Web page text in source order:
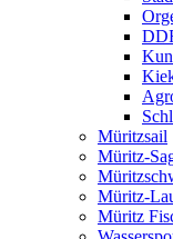
Müritzsail
Müritz-
Müritz-
Müritz